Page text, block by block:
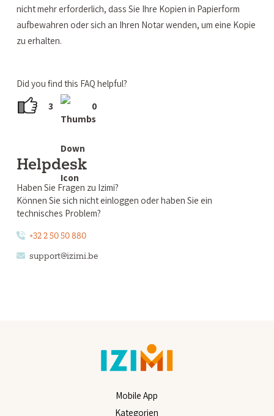
nicht mehr erforderlich, dass Sie Ihre Kopien in Papierform
aufbewahren oder sich an Ihren Notar wenden, um eine Kopie
zu erhalten.
Did you find this FAQ helpful?
3
0
Helpdesk
Haben Sie Fragen zu Izimi?
Können Sie sich nicht einloggen oder haben Sie ein
technisches Problem?
+32 2 50 50 880
support@izimi.be
Mobile App
Kategorien